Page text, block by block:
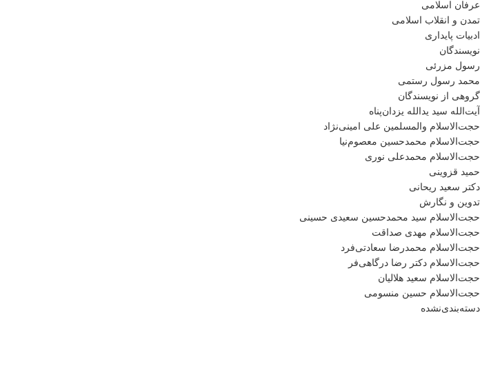
عرفان اسلامی
تمدن و انقلاب اسلامی
ادبیات پایداری
نویسندگان
رسول مزرئی
محمد رسول رستمی
گروهی از نویسندگان
آیت‌الله سید یدالله یزدان‌پناه
حجت‌الاسلام والمسلمین علی امینی‌نژاد
حجت‌الاسلام محمدحسین معصوم‌نیا
حجت‌الاسلام محمدعلی نوری
حمید قزوینی
دکتر سعید ریحانی
تدوین و نگارش
حجت‌الاسلام سید محمدحسین سعیدی حسینی
حجت‌الاسلام مهدی صداقت
حجت‌الاسلام محمدرضا سعادتی‌فرد
حجت‌الاسلام دکتر رضا درگاهی‌فر
حجت‌الاسلام سعید هلالیان
حجت‌الاسلام حسین منسومی
دسته‌بندی‌نشده